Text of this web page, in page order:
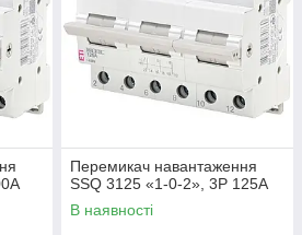
Перемикач навантаження
SSQ 3125 «1-0-2», 3P 125А
В наявності